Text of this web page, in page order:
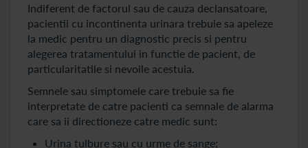
Indiferent de factorul sau de cauza declansatoare,
pacientii cu incontinenta urinara trebuie sa apeleze
la medic pentru un diagnostic precis si pentru
alegerea tratamentului in functie de pacient, de
particularitatile si nevoile acestuia.
Semnele sau simptomele care trebuie sa fie
interpretate de catre pacienti ca semnale de alarma
care sa ii directioneze catre medic sunt:
Urina tulbure sau cu urme de sange;